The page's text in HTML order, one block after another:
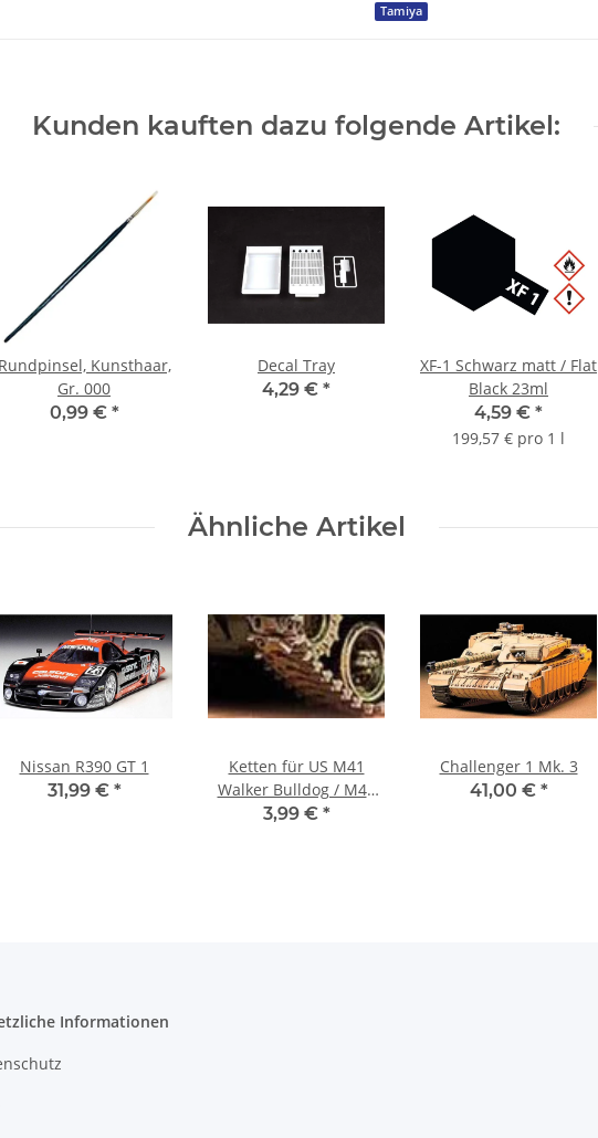
Tamiya
Kunden kauften dazu folgende Artikel:
Rundpinsel, Kunsthaar,
Gr. 000
0,99 € *
Decal Tray
4,29 € *
XF-1 Schwarz matt / Flat
Black 23ml
4,59 € *
199,57 € pro 1 l
Ähnliche Artikel
Nissan R390 GT 1
31,99 € *
Ketten für US M41
Walker Bulldog / M42
Duster
3,99 € *
Challenger 1 Mk. 3
41,00 € *
Informationen